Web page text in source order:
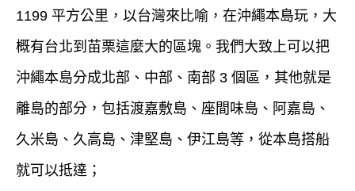
1199 平方公里，以台灣來比喻，在沖繩本島玩，大
概有台北到苗栗這麼大的區塊。我們大致上可以把
沖繩本島分成北部、中部、南部 3 個區，其他就是
離島的部分，包括渡嘉敷島、座間味島、阿嘉島、
久米島、久高島、津堅島、伊江島等，從本島搭船
就可以抵達；